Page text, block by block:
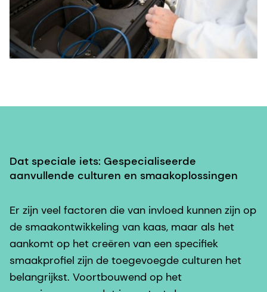
Dat speciale iets: Gespecialiseerde
aanvullende culturen en smaakoplossingen
Er zijn veel factoren die van invloed kunnen zijn op
de smaakontwikkeling van kaas, maar als het
aankomt op het creëren van een specifiek
smaakprofiel zijn de toegevoegde culturen het
belangrijkst. Voortbouwend op het